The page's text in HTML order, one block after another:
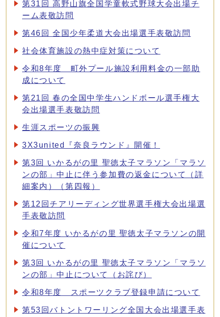
第31回 高野山旗全国学童軟式野球大会出場チ
ーム表敬訪問
第46回 全国少年柔道大会出場選手表敬訪問
社会体育施設の熱中症対策について
令和8年度 町外プール施設利用料金の一部助
成について
第21回 春の全国中学生ハンドボール選手権大
会出場選手表敬訪問
生涯スポーツの振興
3X3united『奈良ラウンド』開催！
第3回 いかるがの里 聖徳太子マラソン「マラソ
ンの部」中止に伴う参加費の返金について（詳
細案内）（第四報）
第12回チアリーディング世界選手権大会出場選
手表敬訪問
令和7年度 いかるがの里 聖徳太子マラソンの開
催について
第3回 いかるがの里 聖徳太子マラソン「マラソ
ンの部」中止について（お詫び）
令和8年度 スポーツクラブ登録申請について
第53回バトントワーリング全国大会出場選手表